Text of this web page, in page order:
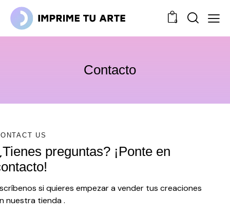
0
Contacto
US
preguntas? ¡Ponte en
si quieres empezar a vender tus creaciones
nuestra tienda .